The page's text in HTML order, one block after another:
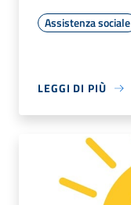
Assistenza sociale
LEGGI DI PIÙ